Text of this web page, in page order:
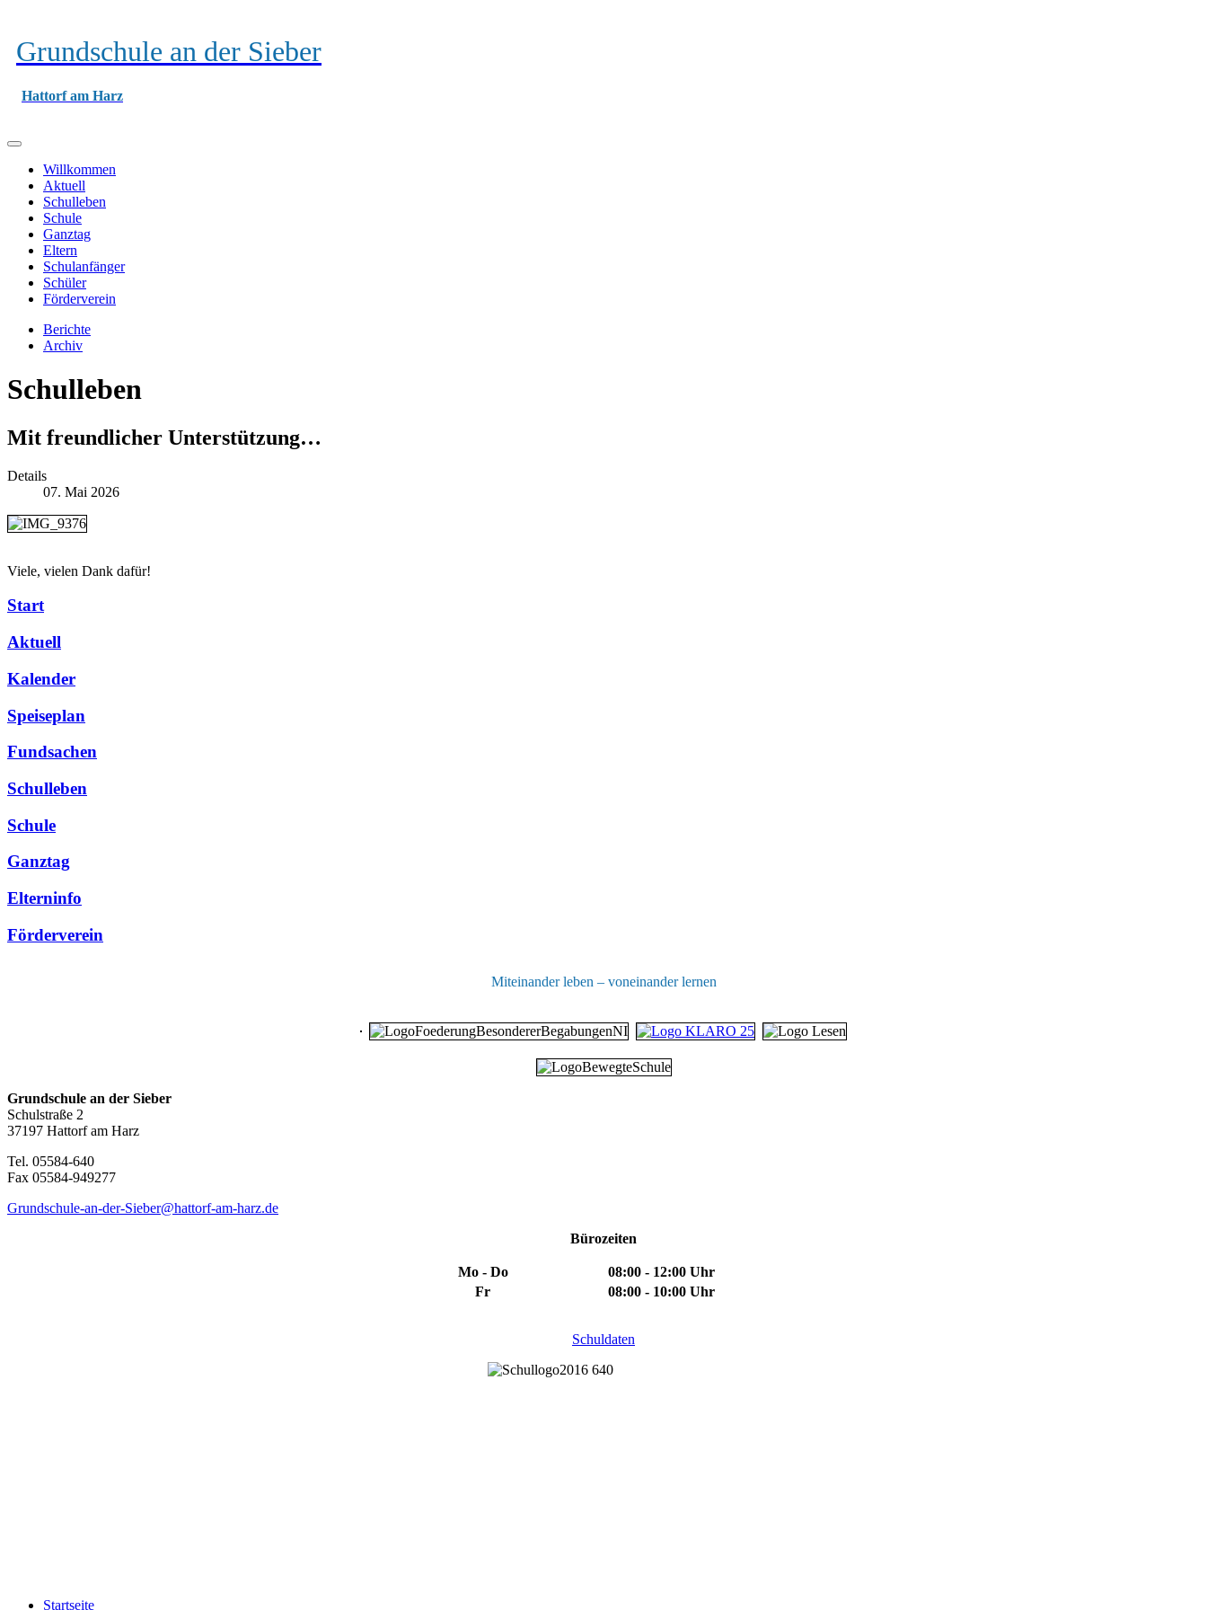
Grundschule an der Sieber
Hattorf am Harz
Willkommen
Aktuell
Schulleben
Schule
Ganztag
Eltern
Schulanfänger
Schüler
Förderverein
Berichte
Archiv
Schulleben
Mit freundlicher Unterstützung…
Details
07. Mai 2026
Viele, vielen Dank dafür!
Start
Aktuell
Kalender
Speiseplan
Fundsachen
Schulleben
Schule
Ganztag
Elterninfo
Förderverein
Miteinander leben – voneinander lernen
Grundschule an der Sieber
Schulstraße 2
37197 Hattorf am Harz
Tel. 05584-640
Fax 05584-949277
Grundschule-an-der-Sieber@hattorf-am-harz.de
Bürozeiten
Mo - Do
08:00 - 12:00 Uhr
Fr
08:00 - 10:00 Uhr
Schuldaten
Startseite